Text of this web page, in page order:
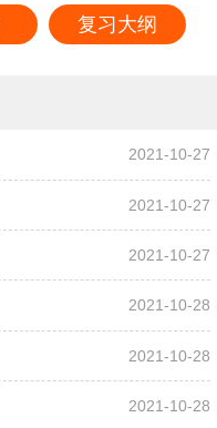
复习大纲
2021-10-27
2021-10-27
2021-10-27
2021-10-28
2021-10-28
2021-10-28